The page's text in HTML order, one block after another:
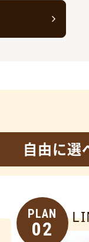
自由に選
PLAN
02